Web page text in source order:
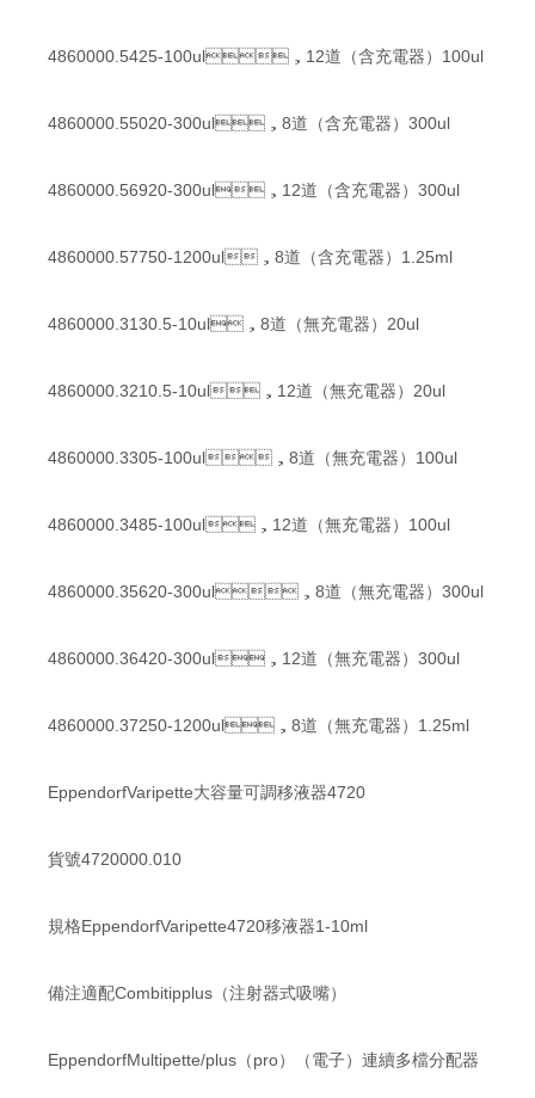
4860000.5425-100ul，12道（含充電器）100ul
4860000.55020-300ul，8道（含充電器）300ul
4860000.56920-300ul，12道（含充電器）300ul
4860000.57750-1200ul，8道（含充電器）1.25ml
4860000.3130.5-10ul，8道（無充電器）20ul
4860000.3210.5-10ul，12道（無充電器）20ul
4860000.3305-100ul，8道（無充電器）100ul
4860000.3485-100ul，12道（無充電器）100ul
4860000.35620-300ul，8道（無充電器）300ul
4860000.36420-300ul，12道（無充電器）300ul
4860000.37250-1200ul，8道（無充電器）1.25ml
EppendorfVaripette大容量可調移液器4720
貨號4720000.010
規格EppendorfVaripette4720移液器1-10ml
備注適配Combitipplus（注射器式吸嘴）
EppendorfMultipette/plus（pro）（電子）連續多檔分配器